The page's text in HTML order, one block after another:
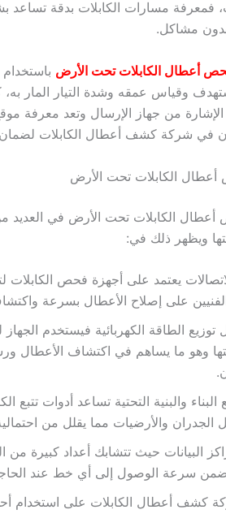
فمعرفة مسارات الكابلات بدقة تساعد
بدون مشاكل.
أعطال الكابلات تحت الأرض
وقياس عمقه وشدة التيار المار به،
من جهاز الإرسال وتعد معرفة
في شركة كشف أعطال الكابلات
الكابلات تحت الأرض
الكابلات تحت الأرض في العديد
ويظهر ذلك في:
يعتمد على أجهزة فحص الكابلات
على إصلاح الأعطال بسرعة
الطاقة الكهربائية فيستخدم
وهو ما يساهم في اكتشاف الأعطال
والبنية التحتية تساعد أدوات تتبع
الجدران والأرضيات مما يقلل من
البيانات حيث تتشابك أعداد كبيرة من
سرعة الوصول إلى أي خط عند الحاجة
كشف أعطال الكابلات على استخدام